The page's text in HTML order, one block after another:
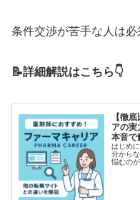
条件交渉が苦手な人は必
📝詳細解説はこちら👇
【徹
アの実
本音で
はじめ
分から
悩むの